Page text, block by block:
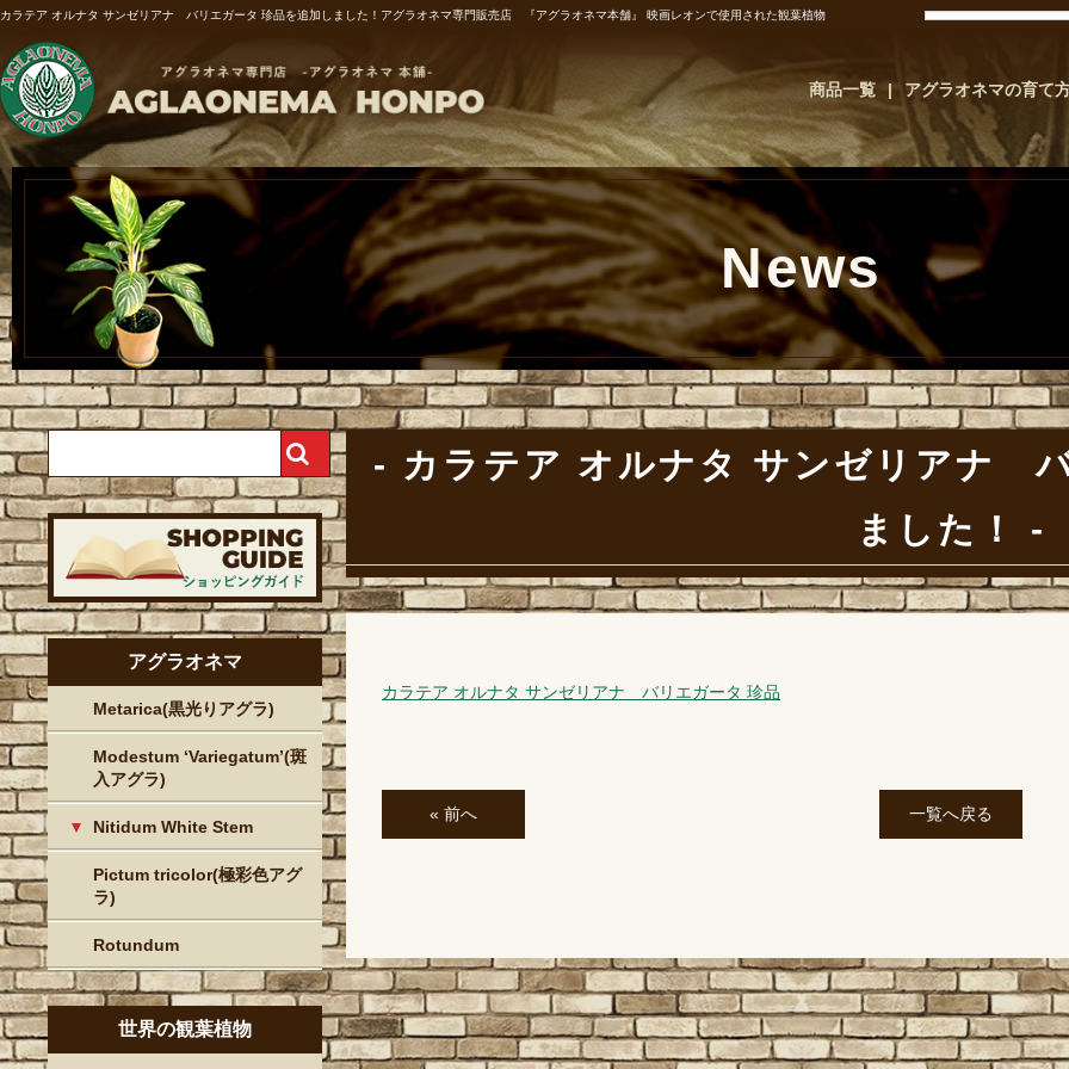
カラテア オルナタ サンゼリアナ バリエガータ 珍品を追加しました！アグラオネマ専門販売店 『アグラオネマ本舗』 映画レオンで使用された観葉植物
商品一覧 アグラオネマの育て
News
カラテア オルナタ サンゼリアナ
ました！
カラテア オルナタ サンゼリアナ バリエガータ 珍品
« 前へ 一覧へ戻る
アグラオネマ
Metarica(黒光りアグラ)
Modestum ‘Variegatum’(斑
入アグラ)
Nitidum White Stem
Pictum tricolor(極彩色アグ
ラ)
Rotundum
世界の観葉植物